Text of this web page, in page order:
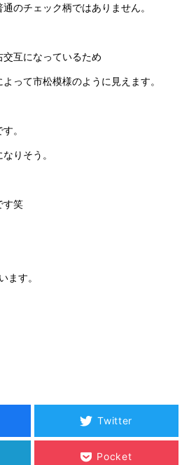
のチェック柄ではありません。
互になっているため
って市松模様のように見えます。
。
りそう。
す笑
ます。
Twitter
Pocket